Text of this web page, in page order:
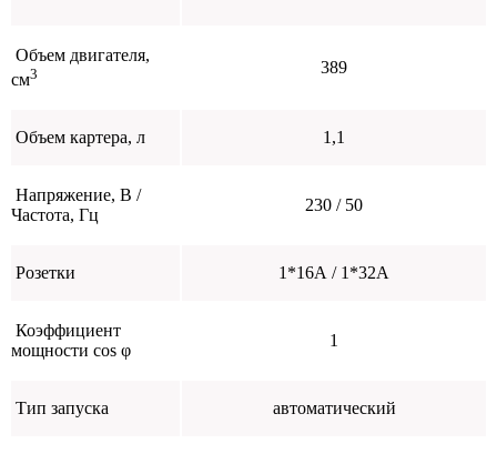
Объем двигателя,
см3 389
Объем картера, л 1,1
Напряжение, В /
Частота, Гц
230 / 50
Розетки 1*16А / 1*32А
Коэффициент
мощности cos φ
1
Тип запуска автоматический